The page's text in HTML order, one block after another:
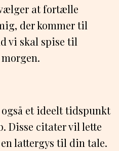
at fortælle
der kommer til
vi skal spise til
et ideelt tidspunkt
Disse citater vil lette
lattergys til din tale.